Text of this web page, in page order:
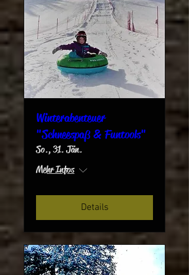
Winterabenteuer
"Schneespaß & Funtools"
So., 31. Jän.
Mehr Infos
Details